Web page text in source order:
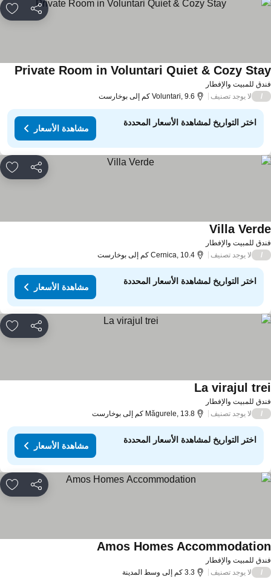
مشاركة
للمبيت والإفطار
Private Room in Voluntari Quiet & Cozy
لا يوجد تصنيف Voluntari, 9.6 كم إلى بوخارست
اختر التواريخ لمشاهدة الأسعار المحددة
مشاهدة الأسعار
مشاركة
للمبيت والإفطار
Villa
لا يوجد تصنيف Cernica, 10.4 كم إلى بوخارست
اختر التواريخ لمشاهدة الأسعار المحددة
مشاهدة الأسعار
مشاركة
للمبيت والإفطار
La virajul
لا يوجد تصنيف Măgurele, 13.8 كم إلى بوخارست
اختر التواريخ لمشاهدة الأسعار المحددة
مشاهدة الأسعار
مشاركة
للمبيت والإفطار
Amos Homes
لا يوجد تصنيف 3.3 كم إلى وسط المدينة